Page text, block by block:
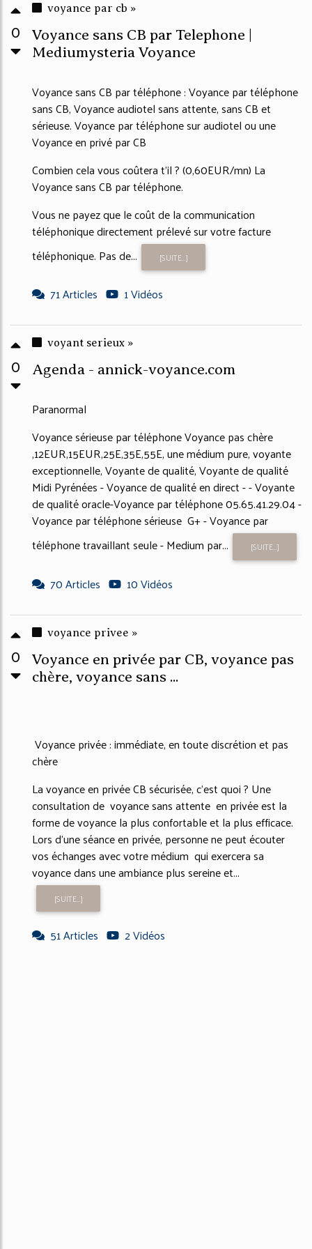
0
voyance par cb »
Voyance sans CB par Telephone |
Mediumysteria Voyance
Voyance sans CB par téléphone : Voyance par téléphone
sans CB, Voyance audiotel sans attente, sans CB et
sérieuse. Voyance par téléphone sur audiotel ou une
Voyance en privé par CB
Combien cela vous coûtera t'il ? (0,60EUR/mn) La
Voyance sans CB par téléphone.
Vous ne payez que le coût de la communication
téléphonique directement prélevé sur votre facture
téléphonique. Pas de...
[SUITE...]
71 Articles 1 Vidéos
0
voyant serieux »
Agenda - annick-voyance.com
Paranormal
Voyance sérieuse par téléphone Voyance pas chère
,12EUR,15EUR,25E,35E,55E, une médium pure, voyante
exceptionnelle, Voyante de qualité, Voyante de qualité
Midi Pyrénées - Voyance de qualité en direct - - Voyante
de qualité oracle-Voyance par téléphone 05.65.41.29.04 -
Voyance par téléphone sérieuse G+ - Voyance par
téléphone travaillant seule - Medium par...
[SUITE...]
70 Articles 10 Vidéos
0
voyance privee »
Voyance en privée par CB, voyance pas
chère, voyance sans ...
Voyance privée : immédiate, en toute discrétion et pas
chère
La voyance en privée CB sécurisée, c'est quoi ? Une
consultation de voyance sans attente en privée est la
forme de voyance la plus confortable et la plus efficace.
Lors d'une séance en privée, personne ne peut écouter
vos échanges avec votre médium qui exercera sa
voyance dans une ambiance plus sereine et...
[SUITE...]
51 Articles 2 Vidéos